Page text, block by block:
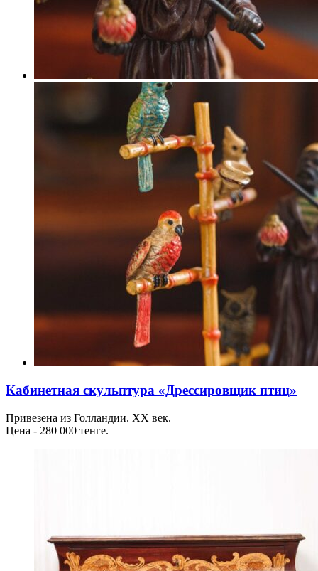
Кабинетная скульптура «Дрессировщик птиц»
Привезена из Голландии. ХХ век.
Цена - 280 000 тенге.